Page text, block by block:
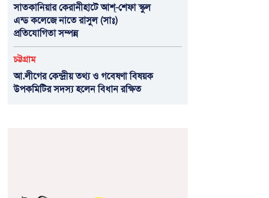
সাতকানিয়ার কেরানীহাটে আশ্-শেফা স্কুল
এন্ড কলেজে নাতে রাসুল (সাঃ)
প্রতিযোগিতা সম্পন্ন
চট্টগ্রাম
আ.লীগের কেন্দ্রীয় তথ্য ও গবেষণা বিষয়ক
উপকমিটির সদস্য হলেন বিধান রক্ষিত